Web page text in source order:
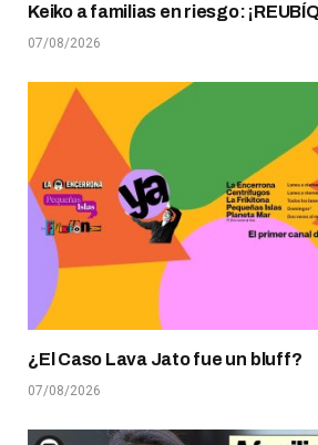
Keiko a familias en riesgo:
07/08/2026
¿El Caso Lava Jato fue un bluff?
07/08/2026